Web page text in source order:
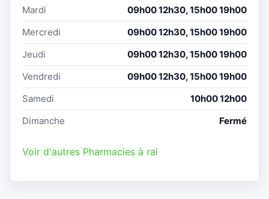
Mardi
09h00 12h30, 15h00 19h00
Mercredi
09h00 12h30, 15h00 19h00
Jeudi
09h00 12h30, 15h00 19h00
Vendredi
09h00 12h30, 15h00 19h00
Samedi
10h00 12h00
Dimanche
Fermé
Voir d'autres Pharmacies à rai